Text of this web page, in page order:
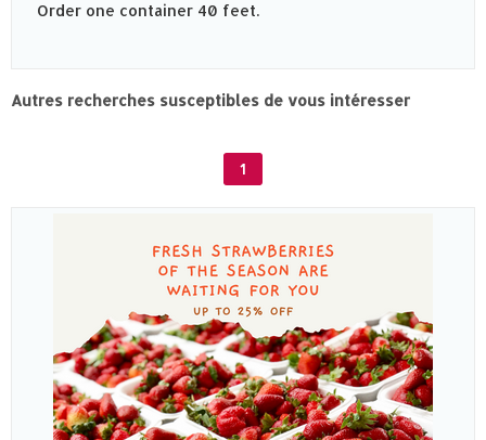
Order one container 40 feet.
Autres recherches susceptibles de vous intéresser
1